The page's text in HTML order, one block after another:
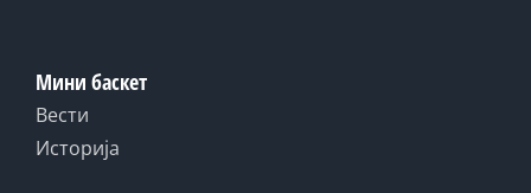
Мини баскет
Вести
Историја